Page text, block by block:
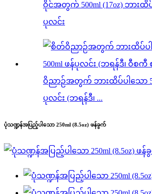
ဝိုင်အတွက် 500ml (17oz) ဘားထိ
ပုလင်း
ဝိညာဉ်အတွက် ဘားထိပ်ပါသော
ပုလင်း (ဘရန်ဒီ၊ ...
ပုံသဏ္ဍန်အပြည့်ပါသော 250ml (8.5oz) ဖန်ခွက်